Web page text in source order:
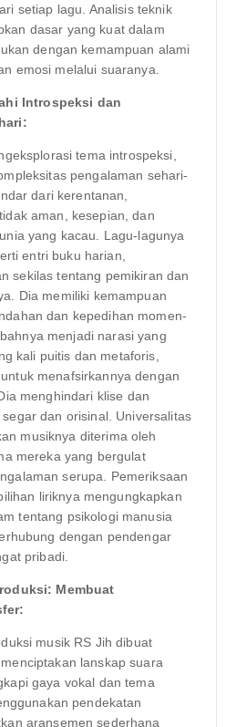
setiap lagu. Analisis teknik
dasar yang kuat dalam
dengan kemampuan alami
emosi melalui suaranya.
Introspeksi dan
tema introspeksi,
pengalaman sehari-
dari kerentanan,
aman, kesepian, dan
yang kacau. Lagu-lagunya
entri buku harian,
sekilas tentang pemikiran dan
Dia memiliki kemampuan
dan kepedihan momen-
menjadi narasi yang
kali puitis dan metaforis,
menafsirkannya dengan
menghindari klise dan
dan orisinal. Universalitas
musiknya diterima oleh
mereka yang bergulat
serupa. Pemeriksaan
liriknya mengungkapkan
tentang psikologi manusia
dengan pendengar
pribadi.
Membuat
musik RS Jih dibuat
lanskap suara
gaya vokal dan tema
pendekatan
aransemen sederhana